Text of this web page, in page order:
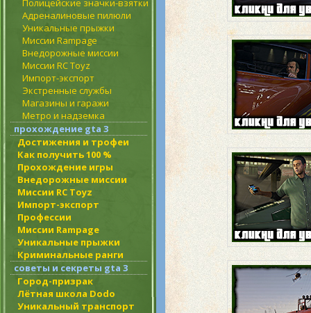
Полицейские значки-взятки
Адреналиновые пилюли
Уникальные прыжки
Миссии Rampage
Внедорожные миссии
Миссии RC Toyz
Импорт-экспорт
Экстренные службы
Магазины и гаражи
Метро и надземка
прохождение gta 3
Достижения и трофеи
Как получить 100 %
Прохождение игры
Внедорожные миссии
Миссии RC Toyz
Импорт-экспорт
Профессии
Миссии Rampage
Уникальные прыжки
Криминальные ранги
советы и секреты gta 3
Город-призрак
Лётная школа Dodo
Уникальный транспорт